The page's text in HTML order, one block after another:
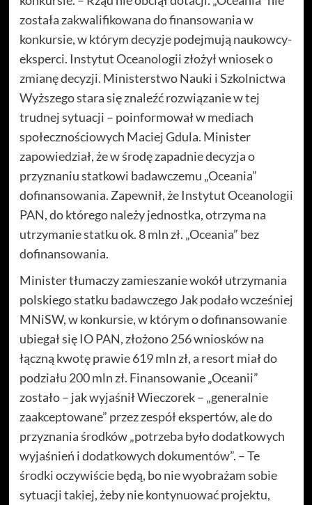
została zakwalifikowana do finansowania w
konkursie, w którym decyzje podejmują naukowcy-
eksperci. Instytut Oceanologii złożył wniosek o
zmianę decyzji. Ministerstwo Nauki i Szkolnictwa
Wyższego stara się znaleźć rozwiązanie w tej
trudnej sytuacji – poinformował w mediach
społecznościowych Maciej Gdula. Minister
zapowiedział, że w środę zapadnie decyzja o
przyznaniu statkowi badawczemu „Oceania”
dofinansowania. Zapewnił, że Instytut Oceanologii
PAN, do którego należy jednostka, otrzyma na
utrzymanie statku ok. 8 mln zł. „Oceania” bez
dofinansowania.
Minister tłumaczy zamieszanie wokół utrzymania
polskiego statku badawczego Jak podało wcześniej
MNiSW, w konkursie, w którym o dofinansowanie
ubiegał się IO PAN, złożono 256 wniosków na
łączną kwotę prawie 619 mln zł, a resort miał do
podziału 200 mln zł. Finansowanie „Oceanii”
zostało – jak wyjaśnił Wieczorek – „generalnie
zaakceptowane” przez zespół ekspertów, ale do
przyznania środków „potrzeba było dodatkowych
wyjaśnień i dodatkowych dokumentów”. – Te
środki oczywiście będą, bo nie wyobrażam sobie
sytuacji takiej, żeby nie kontynuować projektu,